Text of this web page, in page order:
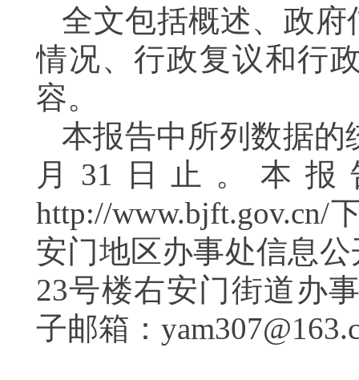
全文包括概述、政
情况、行政复议和行
容。
本报告中所列数据的
月 31 日止。本
http://
安门地区办事处信息
23号楼右安门街道办
子邮箱：